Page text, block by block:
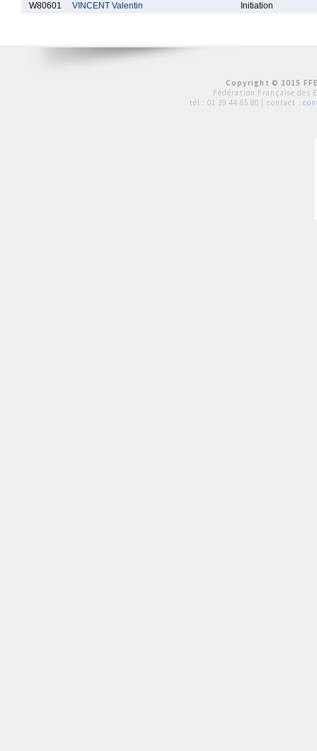
W80601
VINCENT Valentin Initiation
Copyright © 2015
Fédération Française des
tél : 01 39 44 65 80 | contact :